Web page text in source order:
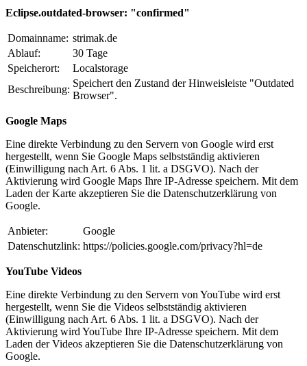
Eclipse.outdated-browser: "confirmed"
Domainname: strimak.de
Ablauf:
30 Tage
Speicherort:
Localstorage
Beschreibung:
Speichert den Zustand der Hinweisleiste "Outdated
Browser".
Google Maps
Eine direkte Verbindung zu den Servern von Google wird erst
hergestellt, wenn Sie Google Maps selbstständig aktivieren
(Einwilligung nach Art. 6 Abs. 1 lit. a DSGVO). Nach der
Aktivierung wird Google Maps Ihre IP-Adresse speichern. Mit dem
Laden der Karte akzeptieren Sie die Datenschutzerklärung von
Google.
Anbieter:
Google
Datenschutzlink: https://policies.google.com/privacy?hl=de
YouTube Videos
Eine direkte Verbindung zu den Servern von YouTube wird erst
hergestellt, wenn Sie die Videos selbstständig aktivieren
(Einwilligung nach Art. 6 Abs. 1 lit. a DSGVO). Nach der
Aktivierung wird YouTube Ihre IP-Adresse speichern. Mit dem
Laden der Videos akzeptieren Sie die Datenschutzerklärung von
Google.